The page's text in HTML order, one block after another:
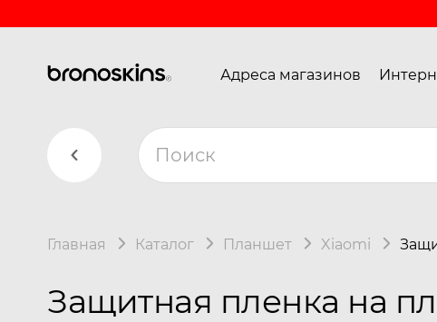
Адреса магазинов
Главная Каталог Планшет Xiaomi
Защитная пленка на